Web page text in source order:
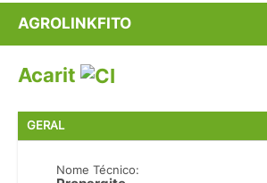
Conversor
AGROLINKFITO
Acarit
GERAL
Nome Técnico: